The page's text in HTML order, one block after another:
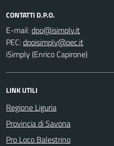
CONTATTI D.P.O.
E-mail:
PEC:
iSimply (Enrico Capirone)
LINK UTILI
Regione Liguria
Provincia di Savona
Pro Loco Balestrino